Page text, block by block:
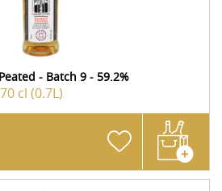
- Batch 9 - 59.2%
70 cl (0.7L)